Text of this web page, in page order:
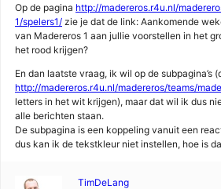
Op de pagina http://madereros.r4u.nl/
1/spelers1/ zie je dat de link: Aankomende
van Madereros 1 aan jullie voorstellen in het
het rood krijgen?
En dan laatste vraag, ik wil op de subpagina’s
http://madereros.r4u.nl/madereros/teams/
letters in het wit krijgen), maar dat wil ik dus
alle berichten staan.
De subpagina is een koppeling vanuit een
dus kan ik de tekstkleur niet instellen, hoe is
TimDeLang